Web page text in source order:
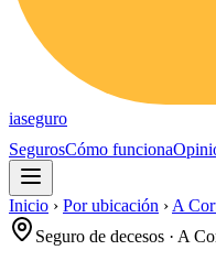
iaseguro
SegurosCómo funciona
Inicio › Por ubicación › A
Seguro de decesos · A